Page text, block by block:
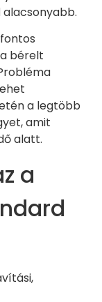
bérelt
a legtöbb
amit
alatt.
a